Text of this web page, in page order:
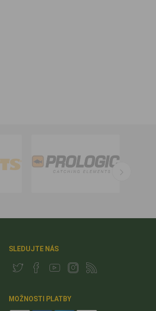
SLEDUJTE NÁS
MOŽNOSTI PLATBY